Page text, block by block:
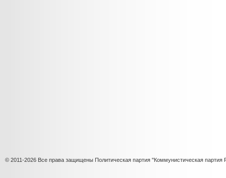
© 2011-2026 Все права защищены Политическая партия "Коммунистическая партия